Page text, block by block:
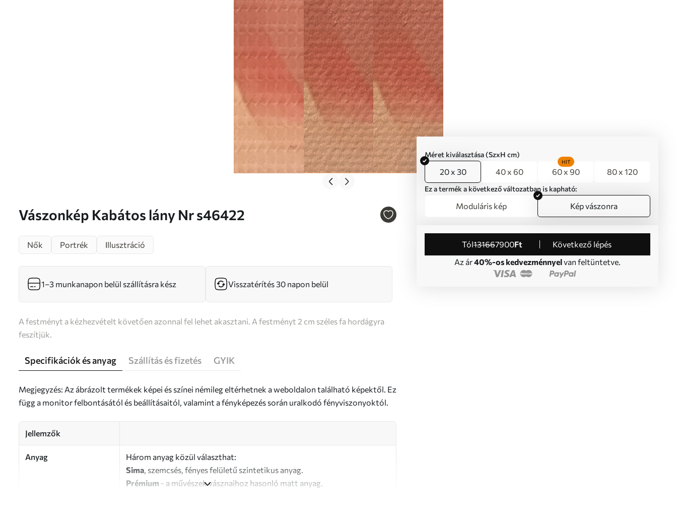
Vászonkép Kabátos lány Nr s46422
Méret kiválasztása (SzxH cm)
20 x 30 40 x 60 60 x 90
HIT
80 x 120
Ez a termék a következő változatban is kapható:
Moduláris kép Kép vászonra
Tól131667900Ft
Következő lépés
Az ár40%-os kedvezménnyelvan feltüntetve.
Nők Portrék Illusztráció
1–3 munkanapon belül szállításra kész Visszatérítés 30 napon belül
A festményt a kézhezvételt követően azonnal fel lehet akasztani. A festményt 2 cm széles fa hordágyra
feszítjük.
Specifikációk és anyag Szállítás és fizetés GYIK
Megjegyzés: Az ábrázolt termékek képei és színei némileg eltérhetnek a weboldalon található képektől. Ez
függ a monitor felbontásától és beállításaitól, valamint a fényképezés során uralkodó fényviszonyoktól.
Jellemzők
Anyag
Három anyag közül választhat:
Sima, szemcsés, fényes felületű szintetikus anyag.
Prémium - a művészek vásznaihoz hasonló matt anyag.